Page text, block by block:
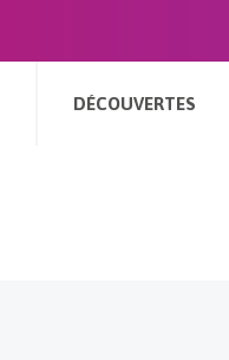
DÉCOUVERTES